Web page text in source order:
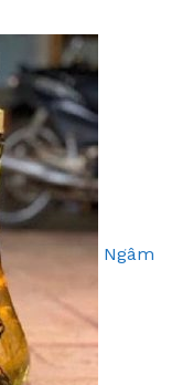
Ngâm